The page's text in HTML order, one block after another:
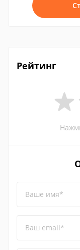
Рейтинг
Ваше имя*
Ваш email*